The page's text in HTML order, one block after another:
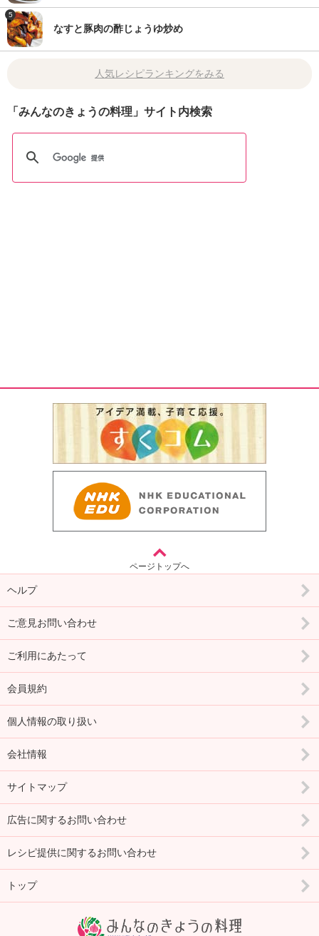
5
なすと豚肉の酢じょうゆ炒め
人気レシピランキングをみる
「みんなのきょうの料理」サイト内検索
ページトップへ
ヘルプ
ご意見お問い合わせ
ご利用にあたって
会員規約
個人情報の取り扱い
会社情報
サイトマップ
広告に関するお問い合わせ
レシピ提供に関するお問い合わせ
トップ